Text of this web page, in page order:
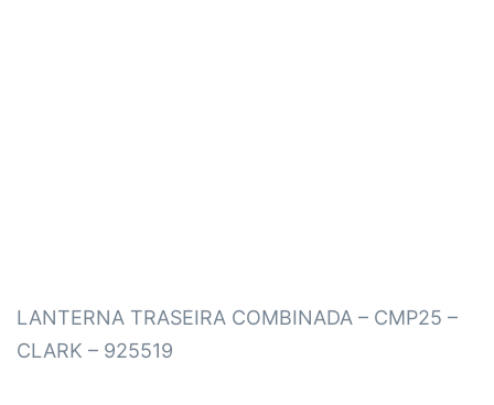
LANTERNA TRASEIRA COMBINADA – CMP25 –
CLARK – 925519